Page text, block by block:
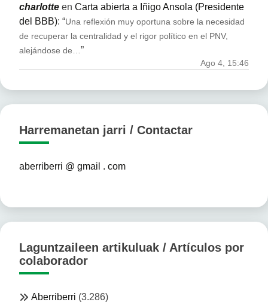
charlotte en Carta abierta a Iñigo Ansola (Presidente
del BBB): “Una reflexión muy oportuna sobre la necesidad
de recuperar la centralidad y el rigor político en el PNV,
alejándose de… ”
Ago 4, 15:46
Harremanetan jarri / Contactar
aberriberri @ gmail . com
Laguntzaileen artikuluak / Artículos por
colaborador
Aberriberri (3.286)